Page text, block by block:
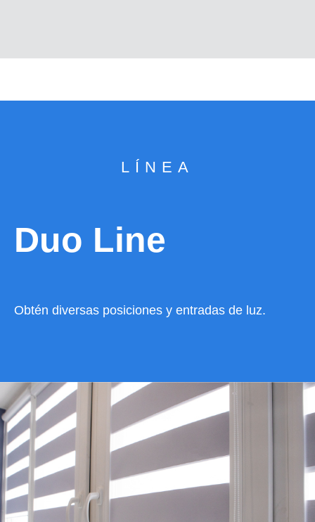
LÍNEA
Duo Line
Obtén diversas posiciones y entradas de luz.